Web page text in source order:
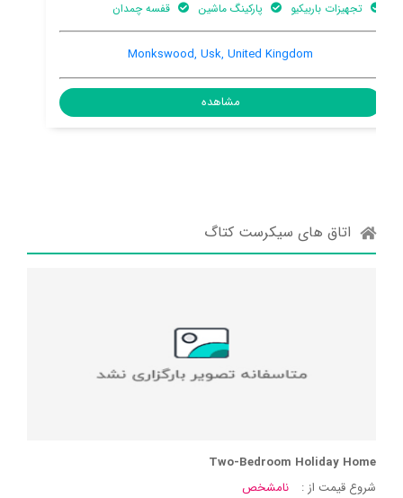
هنوز اطلاعات کاملی توسط کاربران اعلام نشده است
اتاق های سیکرست کتاگ
Two-Bedroom Holiday Home
شروع قیمت از :
نامشخص